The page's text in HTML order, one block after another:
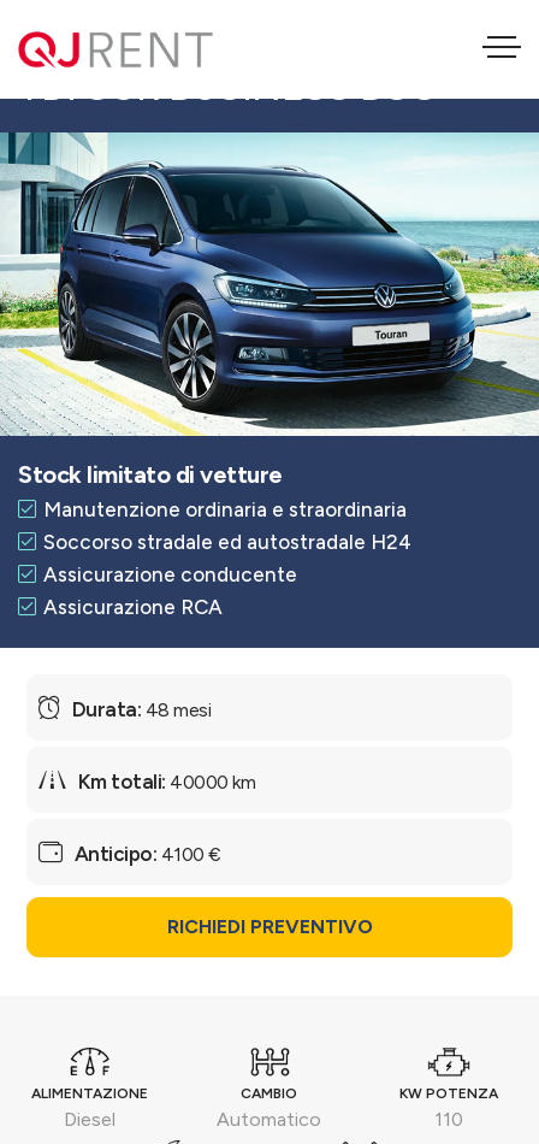
VOLKSWAGEN TOURAN 2.0
TDI SCR BUSINESS DSG
Stock limitato di vetture
Manutenzione ordinaria e straordinaria
Soccorso stradale ed autostradale H24
Assicurazione conducente
Assicurazione RCA
ALIMENTAZIONE
Diesel
CAMBIO
Automatico
KW POTENZA
110
48 mesi
40000 km
4100 €
RICHIEDI PREVENTIVO